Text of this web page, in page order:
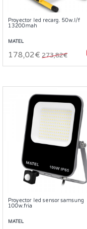
Proyector led recarg. 50w.l/f
13200mah
MATEL
178,02€ 273,82€
Proyector led sensor samsung
100w.fria
MATEL